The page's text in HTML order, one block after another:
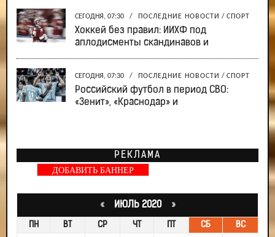
СЕГОДНЯ, 07:30 / ПОСЛЕДНИЕ НОВОСТИ / СПОРТ
Хоккей без правил: ИИХФ под
аплодисменты скандинавов и
СЕГОДНЯ, 07:30 / ПОСЛЕДНИЕ НОВОСТИ / СПОРТ
Российский футбол в период СВО:
«Зенит», «Краснодар» и
РЕКЛАМА
ДОБАВИТЬ БАННЕР
«ИЮЛЬ 2020 »
ПН ВТ СР ЧТ СБ ВС